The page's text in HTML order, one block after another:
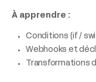
À apprendre :
Conditions (if /
Webhooks et
Transformations